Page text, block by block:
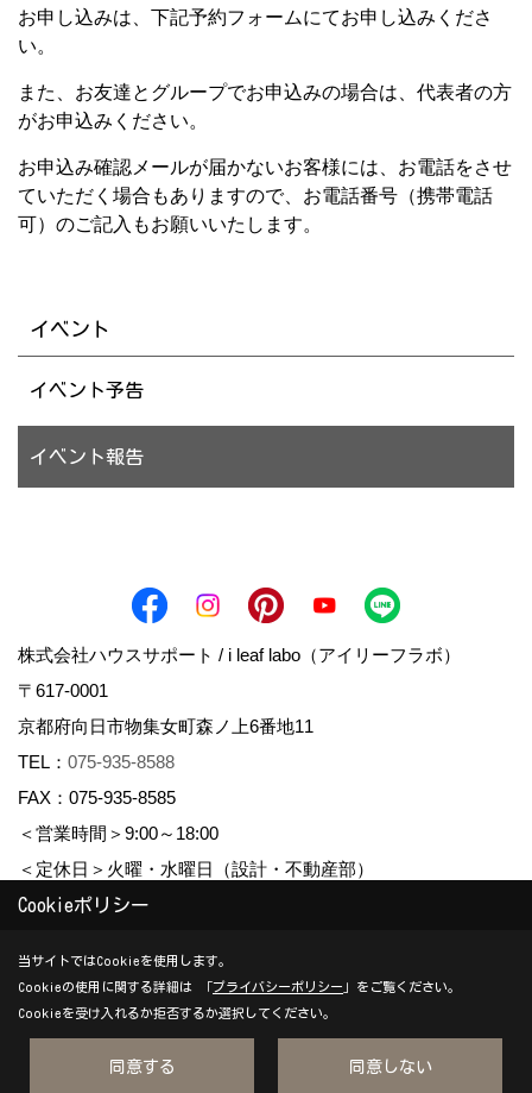
お申し込みは、下記予約フォームにてお申し込みくださ
い。
また、お友達とグループでお申込みの場合は、代表者の方
がお申込みください。
お申込み確認メールが届かないお客様には、お電話をさせ
ていただく場合もありますので、お電話番号（携帯電話
可）のご記入もお願いいたします。
イベント
イベント予告
イベント報告
株式会社ハウスサポート / i leaf labo（アイリーフラボ）
〒617-0001
京都府向日市物集女町森ノ上6番地11
TEL： 075-935-8588
FAX：075-935-8585
＜営業時間＞9:00～18:00
＜定休日＞火曜・水曜日（設計・不動産部）
Copyright (c) housesupport. All Rights Reserved.
Produced byゴデスクリエイト
Cookieポリシー
当サイトではCookieを使用します。
Cookieの使用に関する詳細は 「プライバシーポリシー 」をご覧ください。
Cookieを受け入れるか拒否するか選択してください。
同意する 同意しない